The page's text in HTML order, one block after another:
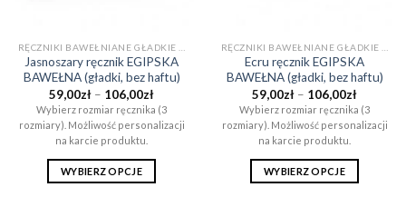
Jasnoszary ręcznik EGIPSKA
BAWEŁNA (gładki, bez haftu)
59,00zł – 106,00złZakres
cen:
od
59,00zł
Wybierz rozmiar ręcznika (3
rozmiary). Możliwość personalizacji
na karcie produktu.
WYBIERZ OPCJE
Ecru ręcznik EGIPSKA
BAWEŁNA (gładki, bez haftu)
59,00zł – 106,00złZakres
cen:
od
59,00zł
Wybierz rozmiar ręcznika (3
rozmiary). Możliwość personalizacji
na karcie produktu.
WYBIERZ OPCJE